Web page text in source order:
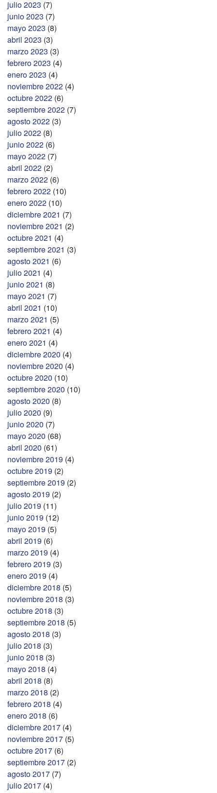
julio 2023 (7)
junio 2023 (7)
mayo 2023 (8)
abril 2023 (3)
marzo 2023 (3)
febrero 2023 (4)
enero 2023 (4)
noviembre 2022 (4)
octubre 2022 (6)
septiembre 2022 (7)
agosto 2022 (3)
julio 2022 (8)
junio 2022 (6)
mayo 2022 (7)
abril 2022 (2)
marzo 2022 (6)
febrero 2022 (10)
enero 2022 (10)
diciembre 2021 (7)
noviembre 2021 (2)
octubre 2021 (4)
septiembre 2021 (3)
agosto 2021 (6)
julio 2021 (4)
junio 2021 (8)
mayo 2021 (7)
abril 2021 (10)
marzo 2021 (5)
febrero 2021 (4)
enero 2021 (4)
diciembre 2020 (4)
noviembre 2020 (4)
octubre 2020 (10)
septiembre 2020 (10)
agosto 2020 (8)
julio 2020 (9)
junio 2020 (7)
mayo 2020 (68)
abril 2020 (61)
noviembre 2019 (4)
octubre 2019 (2)
septiembre 2019 (2)
agosto 2019 (2)
julio 2019 (11)
junio 2019 (12)
mayo 2019 (5)
abril 2019 (6)
marzo 2019 (4)
febrero 2019 (3)
enero 2019 (4)
diciembre 2018 (5)
noviembre 2018 (3)
octubre 2018 (3)
septiembre 2018 (5)
agosto 2018 (3)
julio 2018 (3)
junio 2018 (3)
mayo 2018 (4)
abril 2018 (8)
marzo 2018 (2)
febrero 2018 (4)
enero 2018 (6)
diciembre 2017 (4)
noviembre 2017 (5)
octubre 2017 (6)
septiembre 2017 (2)
agosto 2017 (7)
julio 2017 (4)